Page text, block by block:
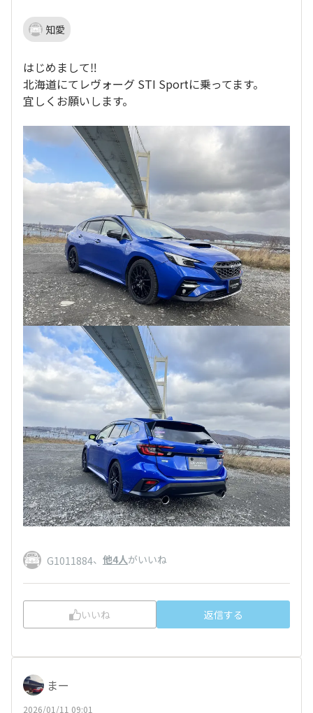
知愛
はじめまして‼️
北海道にてレヴォーグ STI Sportに乗ってます。
宜しくお願いします。
G1011884、 他4人がいいね
いいね 返信する
まー
2026/01/11 09:01